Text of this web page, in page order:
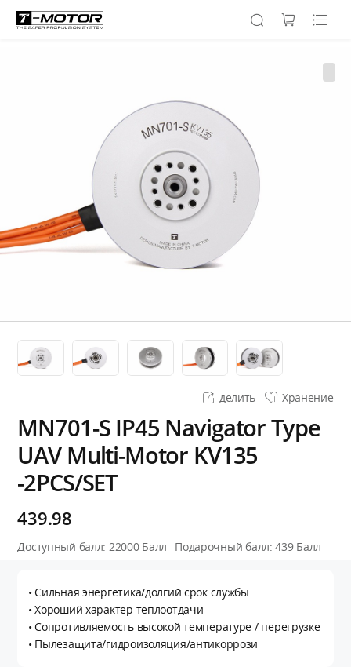
делить Хранение
MN701-S IP45 Navigator Type
UAV Multi-Motor KV135
-2PCS/SET
439.98
Доступный балл: 22000 Балл Подарочный балл:439Балл
• Сильная энергетика/долгий срок службы
• Хороший характер теплоотдачи
• Сопротивляемость высокой температуре / перегрузке
• Пылезащита/гидроизоляция/антикоррози